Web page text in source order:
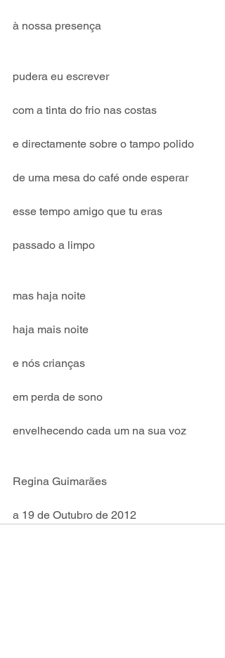
à nossa presença
pudera eu escrever
com a tinta do frio nas costas
e directamente sobre o tampo polido
de uma mesa do café onde esperar
esse tempo amigo que tu eras
passado a limpo
mas haja noite
haja mais noite
e nós crianças
em perda de sono
envelhecendo cada um na sua voz
Regina Guimarães
a 19 de Outubro de 2012